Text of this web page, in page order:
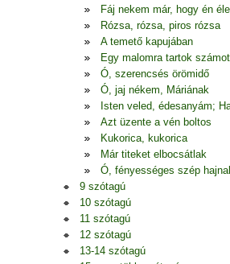
Fáj nekem már, hogy én
Rózsa, rózsa, piros rózsa
A temető kapujában
Egy malomra tartok számot
Ó, szerencsés örömidő
Ó, jaj nékem, Máriának
Isten veled, édesanyám;
Azt üzente a vén boltos
Kukorica, kukorica
Már titeket elbocsátlak
Ó, fényességes szép hajnal
9 szótagú
10 szótagú
11 szótagú
12 szótagú
13-14 szótagú